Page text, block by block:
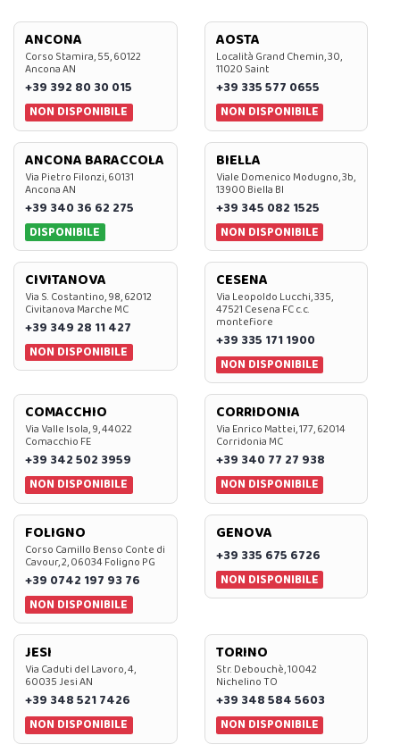
ANCONA
Corso Stamira, 55, 60122
Ancona AN
+39 392 80 30 015
NON DISPONIBILE
AOSTA
Località Grand Chemin, 30,
11020 Saint
+39 335 577 0655
NON DISPONIBILE
ANCONA BARACCOLA
Via Pietro Filonzi, 60131
Ancona AN
+39 340 36 62 275
DISPONIBILE
BIELLA
Viale Domenico Modugno, 3b,
13900 Biella BI
+39 345 082 1525
NON DISPONIBILE
CIVITANOVA
Via S. Costantino, 98, 62012
Civitanova Marche MC
+39 349 28 11 427
NON DISPONIBILE
CESENA
Via Leopoldo Lucchi, 335,
47521 Cesena FC c.c.
montefiore
+39 335 171 1900
NON DISPONIBILE
COMACCHIO
Via Valle Isola, 9, 44022
Comacchio FE
+39 342 502 3959
NON DISPONIBILE
CORRIDONIA
Via Enrico Mattei, 177, 62014
Corridonia MC
+39 340 77 27 938
NON DISPONIBILE
FOLIGNO
Corso Camillo Benso Conte di
Cavour, 2, 06034 Foligno PG
+39 0742 197 93 76
NON DISPONIBILE
GENOVA
+39 335 675 6726
NON DISPONIBILE
JESI
Via Caduti del Lavoro, 4,
60035 Jesi AN
+39 348 521 7426
NON DISPONIBILE
TORINO
Str. Debouchè, 10042
Nichelino TO
+39 348 584 5603
NON DISPONIBILE